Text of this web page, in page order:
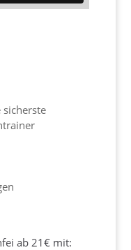
ab 21€ mit: